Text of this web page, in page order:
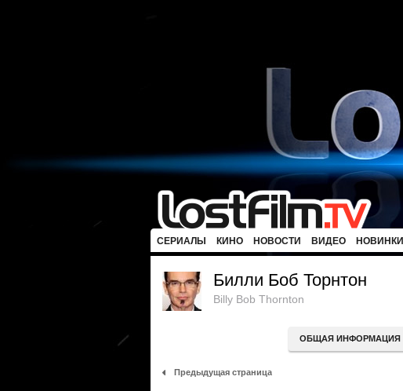
СЕРИАЛЫ КИНО НОВОСТИ ВИДЕО НОВИНКИ
Билли Боб Торнтон
Billy Bob Thornton
ОБЩАЯ ИНФОРМАЦИЯ
Предыдущая страница